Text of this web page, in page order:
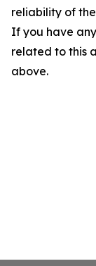
reliability of
If you have
related to this
above.